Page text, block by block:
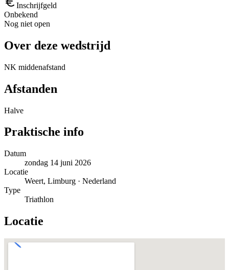
Inschrijfgeld
Onbekend
Nog niet open
Over deze wedstrijd
NK middenafstand
Afstanden
Halve
Praktische info
Datum
zondag 14 juni 2026
Locatie
Weert, Limburg · Nederland
Type
Triathlon
Locatie